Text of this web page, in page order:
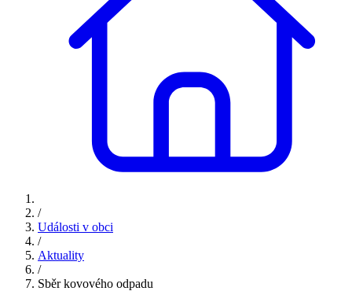
/
Události v obci
/
Aktuality
/
Sběr kovového odpadu